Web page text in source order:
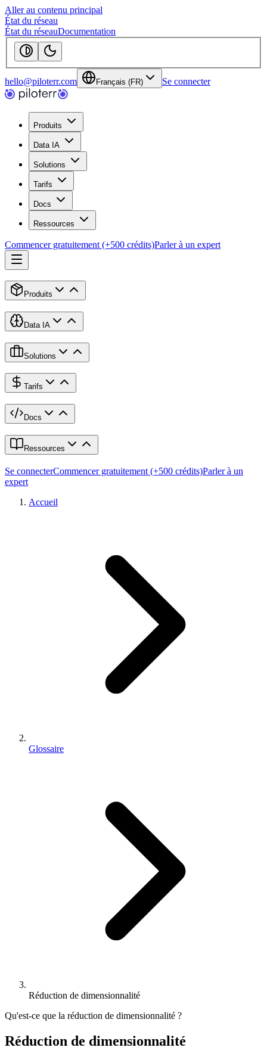
Aller au contenu principal
État du réseau
État du réseauDocumentation
hello@piloterr.com Français (FR) Se connecter
Produits
Data IA
Solutions
Tarifs
Docs
Ressources
Commencer gratuitement (+500 crédits)Parler à un expert
Produits
Data IA
Solutions
Tarifs
Docs
Ressources
Se connecterCommencer gratuitement (+500 crédits)Parler à un
expert
Accueil
Glossaire
Réduction de dimensionnalité
Qu'est-ce que la réduction de dimensionnalité ?
Réduction de dimensionnalité